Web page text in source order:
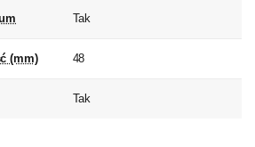
Tak
(mm) 48
Tak